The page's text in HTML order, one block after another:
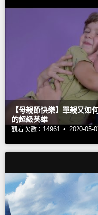
【母親節快樂】單親又如
的超級英雄
觀看次數：14961 • 2020-05-